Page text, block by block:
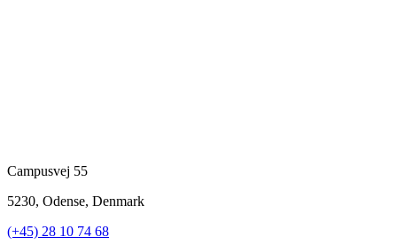
Campusvej 55
5230, Odense, Denmark
(+45) 28 10 74 68